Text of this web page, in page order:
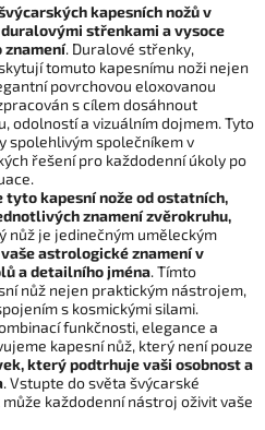
kapesních nožů v
střenkami a vysoce
. Duralové střenky,
tomuto kapesnímu noži nejen
povrchovou eloxovanou
s cílem dosáhnout
odolností a vizuálním dojmem. Tyto
spolehlivým společníkem v
řešení pro každodenní úkoly po
tyto kapesní nože od ostatních,
znamení zvěrokruhu,
nůž je jedinečným uměleckým
astrologické znamení v
a detailního jména. Tímto
nůž nejen praktickým nástrojem,
s kosmickými silami.
funkčnosti, elegance a
kapesní nůž, který není pouze
který podtrhuje vaši osobnost a
. Vstupte do světa švýcarské
každodenní nástroj oživit vaše